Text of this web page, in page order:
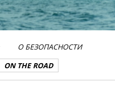
О БЕЗОПАСНОСТИ
ON THE ROAD